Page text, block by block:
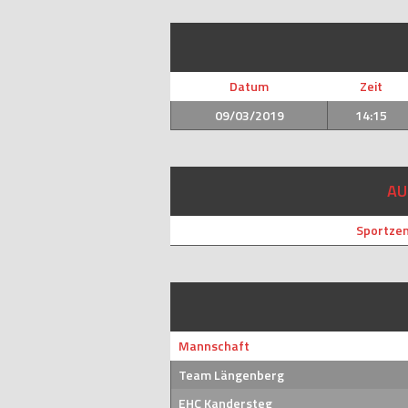
Datum Zeit
09/03/2019
14:15
Mannschaft
Team Längenberg
EHC Kandersteg